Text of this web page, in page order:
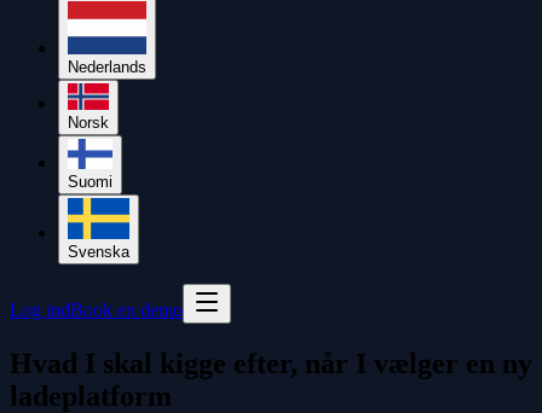
Nederlands
Norsk
Suomi
Svenska
Log indBook en demo
Hvad I skal kigge efter, når I vælger en ny
ladeplatform